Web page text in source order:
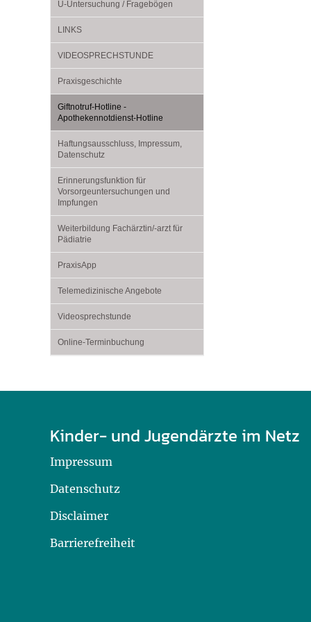
U-Untersuchung / Fragebögen
LINKS
VIDEOSPRECHSTUNDE
Praxisgeschichte
Giftnotruf-Hotline -
Apothekennotdienst-Hotline
Haftungsausschluss, Impressum,
Datenschutz
Erinnerungsfunktion für
Vorsorgeuntersuchungen und
Impfungen
Weiterbildung Fachärztin/-arzt für
Pädiatrie
PraxisApp
Telemedizinische Angebote
Videosprechstunde
Online-Terminbuchung
Kinder- und Jugendärzte im Netz
Impressum
Datenschutz
Disclaimer
Barrierefreiheit